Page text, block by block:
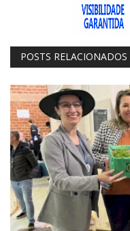
POSTS RELACIONADOS